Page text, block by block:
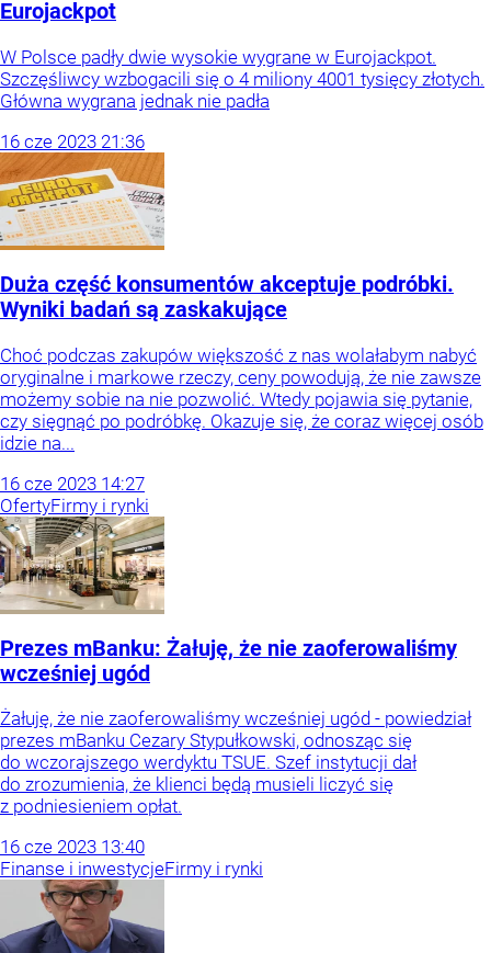
Eurojackpot
W Polsce padły dwie wysokie wygrane w Eurojackpot.
Szczęśliwcy wzbogacili się o 4 miliony 4001 tysięcy złotych.
Główna wygrana jednak nie padła
16 cze 2023 21:36
Duża część konsumentów akceptuje podróbki.
Wyniki badań są zaskakujące
Choć podczas zakupów większość z nas wolałabym nabyć
oryginalne i markowe rzeczy, ceny powodują, że nie zawsze
możemy sobie na nie pozwolić. Wtedy pojawia się pytanie,
czy sięgnąć po podróbkę. Okazuje się, że coraz więcej osób
idzie na...
16 cze 2023 14:27
OfertyFirmy i rynki
Prezes mBanku: Żałuję, że nie zaoferowaliśmy
wcześniej ugód
Żałuję, że nie zaoferowaliśmy wcześniej ugód - powiedział
prezes mBanku Cezary Stypułkowski, odnosząc się
do wczorajszego werdyktu TSUE. Szef instytucji dał
do zrozumienia, że klienci będą musieli liczyć się
z podniesieniem opłat.
16 cze 2023 13:40
Finanse i inwestycjeFirmy i rynki